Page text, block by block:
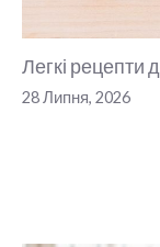
Легкі рецепти
28 Липня, 2026